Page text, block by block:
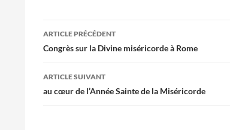
Navigation
des
articles
ARTICLE PRÉCÉDENT
Congrès sur la Divine miséricorde à Rome
ARTICLE SUIVANT
au cœur de l’Année Sainte de la Miséricorde